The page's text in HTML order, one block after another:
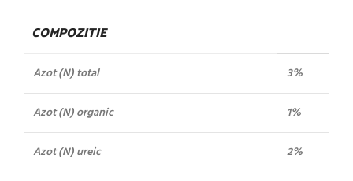
COMPOZITIE
Azot (N) total 3%
Azot (N) organic 1%
Azot (N) ureic 2%